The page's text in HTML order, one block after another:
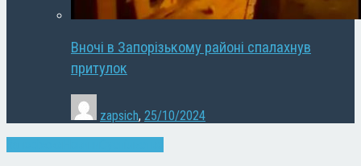
Вночі в Запорізькому районі спалахнув
притулок
zapsich, 25/10/2024